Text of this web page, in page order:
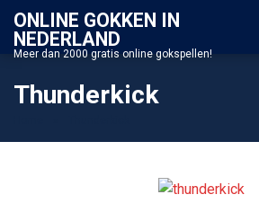
ONLINE GOKKEN IN
NEDERLAND
Meer dan 2000 gratis online gokspellen!
Thunderkick